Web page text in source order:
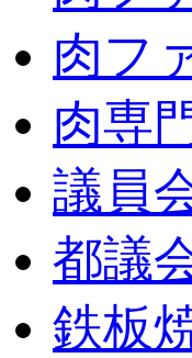
肉フ
肉専
議員
都議
鉄板